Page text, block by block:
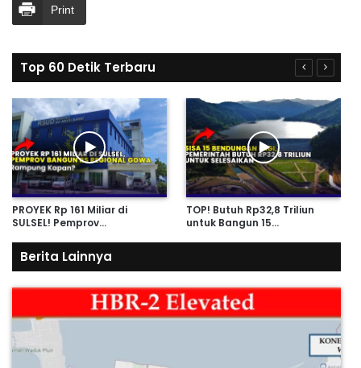
Print
Top 60 Detik Terbaru
PROYEK Rp 161 Miliar di
SULSEL! Pemprov…
TOP! Butuh Rp32,8 Triliun
untuk Bangun 15…
Berita Lainnya